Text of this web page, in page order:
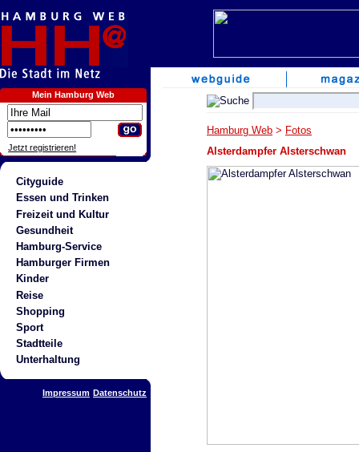
Mein Hamburg Web
Jetzt registrieren!
Cityguide
Essen und Trinken
Freizeit und Kultur
Gesundheit
Hamburg-Service
Hamburger Firmen
Kinder
Reise
Shopping
Sport
Stadtteile
Unterhaltung
Impressum Datenschutz
Hamburg Web > Fotos
Alsterdampfer Alsterschwan